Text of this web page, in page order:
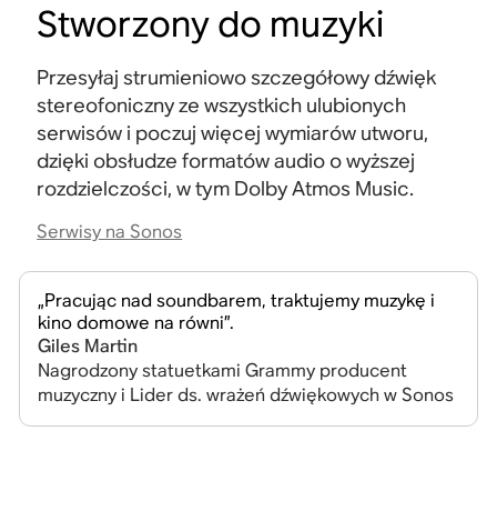
Stworzony do muzyki
Przesyłaj strumieniowo szczegółowy dźwięk
stereofoniczny ze wszystkich ulubionych
serwisów i poczuj więcej wymiarów utworu,
dzięki obsłudze formatów audio o wyższej
rozdzielczości, w tym Dolby Atmos Music.
Serwisy na Sonos
„Pracując nad soundbarem, traktujemy muzykę i
kino domowe na równi”.
Giles Martin
Nagrodzony statuetkami Grammy producent
muzyczny i Lider ds. wrażeń dźwiękowych w Sonos